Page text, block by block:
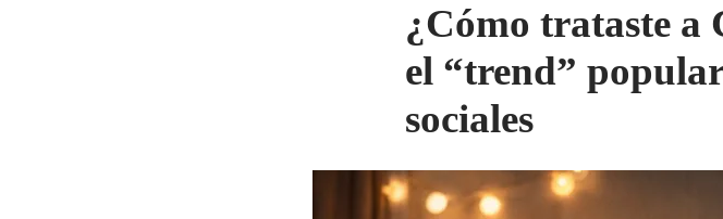
¿Cómo trataste a
el “trend”
sociales